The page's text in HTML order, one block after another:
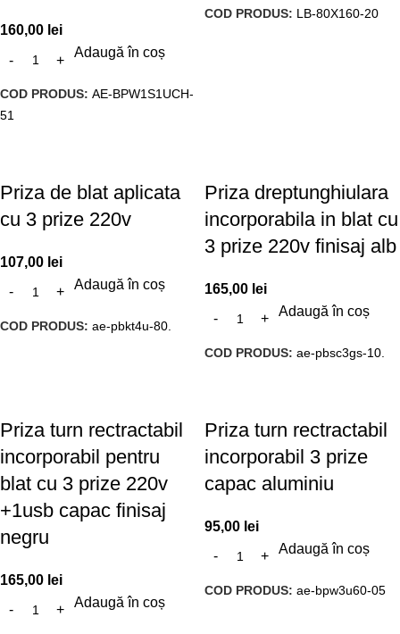
160,00 lei
Adaugă în coș
COD PRODUS: AE-BPW1S1UCH-
51
COD PRODUS: LB-80X160-20
Priza de blat aplicata
cu 3 prize 220v
107,00 lei
Adaugă în coș
COD PRODUS: ae-pbkt4u-80.
Priza dreptunghiulara
incorporabila in blat cu
3 prize 220v finisaj alb
165,00 lei
Adaugă în coș
COD PRODUS: ae-pbsc3gs-10.
Priza turn rectractabil
incorporabil pentru
blat cu 3 prize 220v
+1usb capac finisaj
negru
165,00 lei
Adaugă în coș
Priza turn rectractabil
incorporabil 3 prize
capac aluminiu
95,00 lei
Adaugă în coș
COD PRODUS: ae-bpw3u60-05